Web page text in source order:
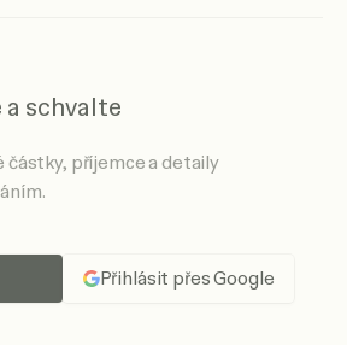
schvalte
příjemce a detaily
Přihlásit přes Google